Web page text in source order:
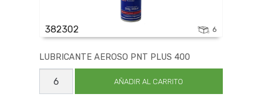
382302 6
LUBRICANTE AEROSO PNT PLUS 400
LUBRICANTE
AEROSO
PNT
AÑADIR AL CARRITO